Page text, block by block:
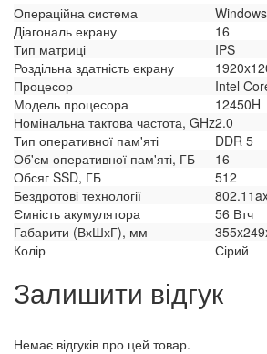
Операційна система
Діагональ екрану
16
Тип матриці
IPS
Роздільна здатність екрану
Процесор
Intel
Модель процесора
12450H
Номінальна тактова частота, GHz2.0
Тип оперативної пам'яті
DDR 5
Об'єм оперативної пам'яті, ГБ
16
Обсяг SSD, ГБ
512
Бездротові технології
Ємність акумулятора
56 Втч
Габарити (ВхШхГ), мм
Колір
Сірий
Залишити відгук
Немає відгуків про цей товар.